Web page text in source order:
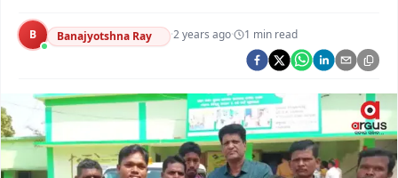
Argus Swaad Odisha
Argus Chalo Dekhein Apna Desh
B Banajyotshna Ray ·2 years ago· 1 min read